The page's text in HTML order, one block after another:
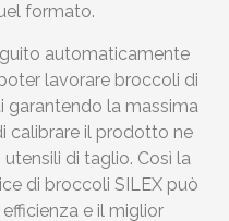
formato.
automaticamente
lavorare broccoli di
garantendo la massima
calibrare il prodotto ne
di taglio. Così la
di broccoli SILEX può
e il miglior